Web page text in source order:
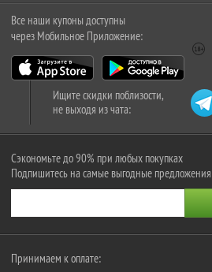
Все наши купоны доступны
через Мобильное Приложение:
Ищите скидки поблизости,
не выходя из чата:
Сэкономьте до 90% при любых покупках
Подпишитесь на самые выгодные предложения
Принимаем к оплате: